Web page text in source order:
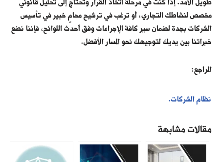
مخصص لنشاطك التجاري، أو ترغب في ترشيح محامٍ خبير في تأسيس
الشركات بجدة لضمان سير كافة الإجراءات وفق أحدث اللوائح، فإننا نضع
خبراتنا بين يديك لتوجيهك نحو المسار الأفضل.
المراجع:
نظام الشركات.
مقالات مشابهة